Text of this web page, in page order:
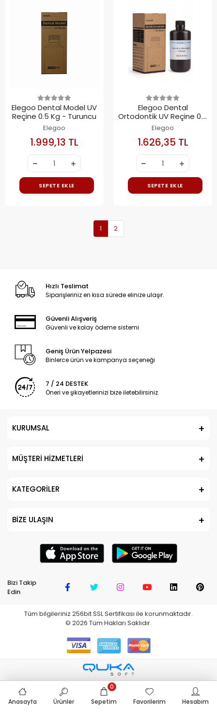
Elegoo Dental Model UV
Reçine 0.5 Kg - Turuncu
Elegoo
1.999,13 TL
SEPETE EKLE
Elegoo Dental
Ortodontik UV Reçine 0.5
Kg - Turuncu
Elegoo
1.626,35 TL
SEPETE EKLE
1 2
Hızlı Teslimat
Siparişleriniz en kısa sürede elinize ulaşır.
Güvenli Alışveriş
Güvenli ve kolay ödeme sistemi
Geniş Ürün Yelpazesi
Binlerce ürün ve kampanya seçeneği
7 / 24 DESTEK
Öneri ve şikayetlerinizi bize iletebilirsiniz.
KURUMSAL
MÜŞTERİ HİZMETLERİ
KATEGORİLER
BİZE ULAŞIN
Bizi Takip
Edin
Tüm bilgileriniz 256bit SSL Sertifikası ile korunmaktadır.
© 2026 Tüm Hakları Saklıdır.
Anasayfa Ürünler Sepetim
0
Favorilerim
Hesabım